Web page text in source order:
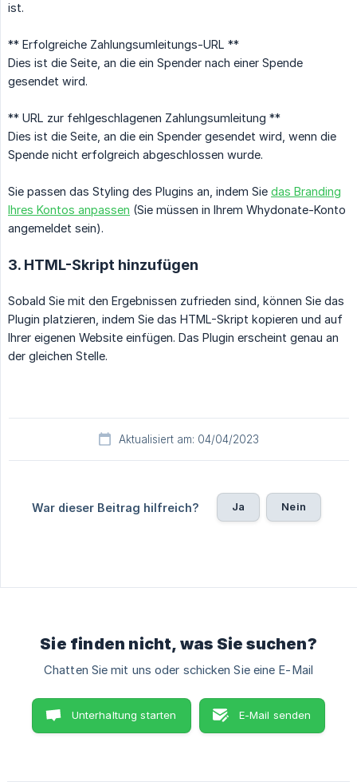
ist.
** Erfolgreiche Zahlungsumleitungs-URL **
Dies ist die Seite, an die ein Spender nach einer Spende
gesendet wird.
** URL zur fehlgeschlagenen Zahlungsumleitung **
Dies ist die Seite, an die ein Spender gesendet wird, wenn die
Spende nicht erfolgreich abgeschlossen wurde.
Sie passen das Styling des Plugins an, indem Sie das Branding
Ihres Kontos anpassen (Sie müssen in Ihrem Whydonate-Konto
angemeldet sein).
3. HTML-Skript hinzufügen
Sobald Sie mit den Ergebnissen zufrieden sind, können Sie das
Plugin platzieren, indem Sie das HTML-Skript kopieren und auf
Ihrer eigenen Website einfügen. Das Plugin erscheint genau an
der gleichen Stelle.
Aktualisiert am: 04/04/2023
War dieser Beitrag hilfreich? Ja Nein
Sie finden nicht, was Sie suchen?
Chatten Sie mit uns oder schicken Sie eine E-Mail
Unterhaltung starten E-Mail senden